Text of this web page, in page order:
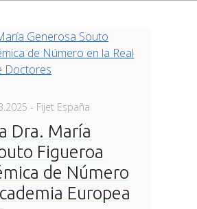
- Fijet España
Dra. María
Figueroa
de Número
Europea